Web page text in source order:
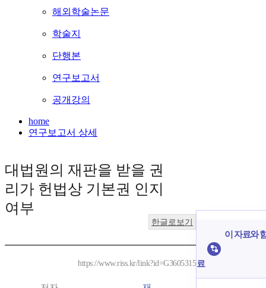
해외학술논문
학술지
단행본
연구보고서
공개강의
home
연구보고서 상세
대법원의 재판을 받을 권
리가 헌법상 기본권 인지
여부
한글로보기
https://www.riss.kr/link?id=G3605315
이 자료와
료